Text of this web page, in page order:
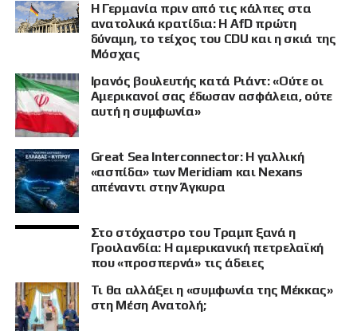
ΠΡΟΒΟΛΗ
Η Γερμανία πριν από τις κάλπες στα
ανατολικά κρατίδια: Η AfD πρώτη
δύναμη, το τείχος του CDU και η σκιά της
Μόσχας
Ιρανός βουλευτής κατά Ριάντ: «Ούτε οι
Αμερικανοί σας έδωσαν ασφάλεια, ούτε
αυτή η συμφωνία»
Great Sea Interconnector: Η γαλλική
«ασπίδα» των Meridiam και Nexans
απέναντι στην Άγκυρα
Στο στόχαστρο του Τραμπ ξανά η
Γροιλανδία: Η αμερικανική πετρελαϊκή
που «προσπερνά» τις άδειες
Τι θα αλλάξει η «συμφωνία της Μέκκας»
στη Μέση Ανατολή;